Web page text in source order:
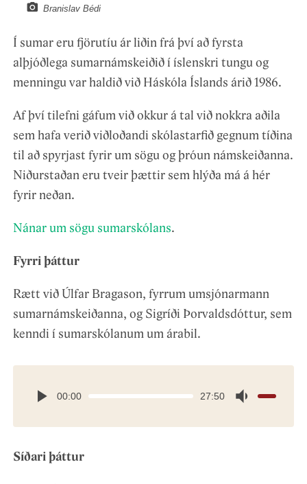
Branislav Bédi
Í sumar eru fjörutíu ár liðin frá því að fyrsta
alþjóðlega sumarnámskeiðið í íslenskri tungu og
menningu var haldið við Háskóla Íslands árið 1986.
Af því tilefni gáfum við okkur á tal við nokkra aðila
sem hafa verið viðloðandi skólastarfið gegnum tíðina
til að spyrjast fyrir um sögu og þróun námskeiðanna.
Niðurstaðan eru tveir þættir sem hlýða má á hér
fyrir neðan.
Nánar um sögu sumarskólans.
Fyrri þáttur
Rætt við Úlfar Bragason, fyrrum umsjónarmann
sumarnámskeiðanna, og Sigríði Þorvaldsdóttur, sem
kenndi í sumarskólanum um árabil.
00:00 27:50
Síðari þáttur